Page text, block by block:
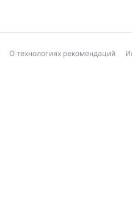
О технологиях рекомендаций